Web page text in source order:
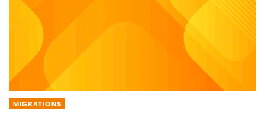
MIGRATIONS